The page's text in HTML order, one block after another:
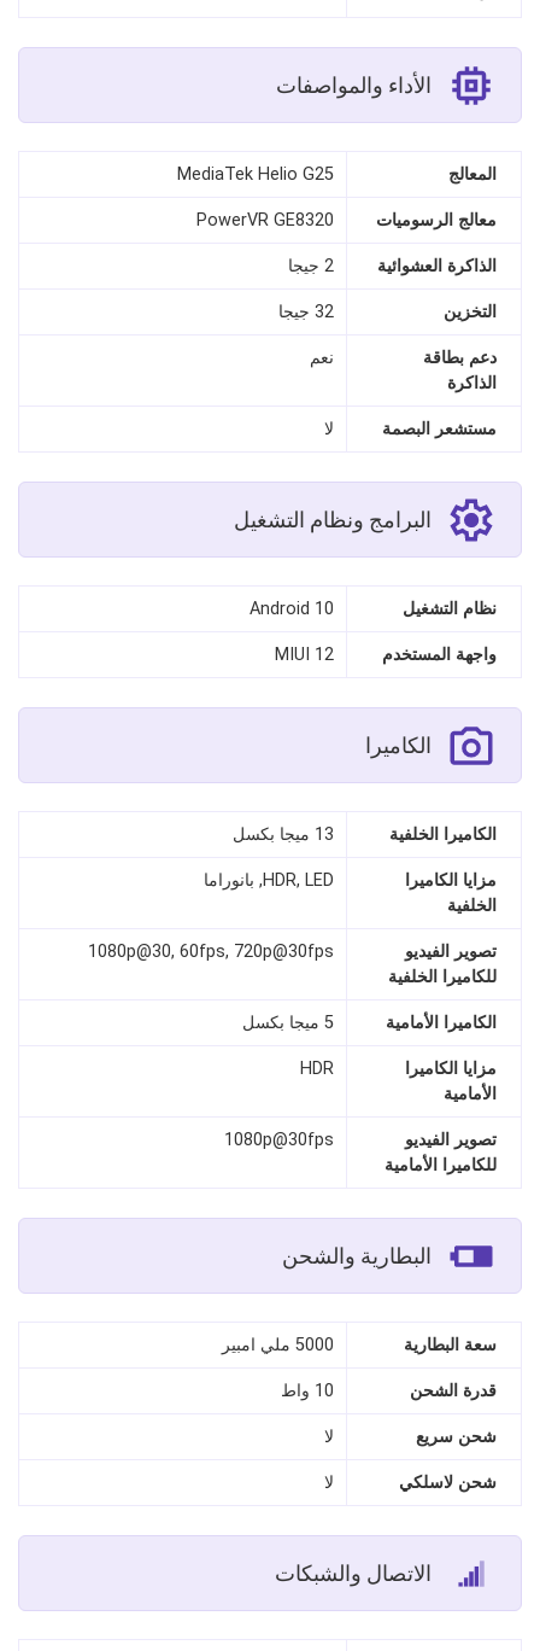
الأداء والمواصفات
المعالج MediaTek Helio G25
معالج الرسوميات PowerVR GE8320
الذاكرة العشوائية 2 جيجا
التخزين 32 جيجا
دعم بطاقة
الذاكرة
نعم
مستشعر البصمة لا
البرامج ونظام التشغيل
نظام التشغيل Android 10
واجهة المستخدم MIUI 12
الكاميرا
الكاميرا الخلفية 13 ميجا بكسل
مزايا الكاميرا
الخلفية
HDR, LED, بانوراما
تصوير الفيديو
للكاميرا الخلفية
1080p@30, 60fps, 720p@30fps
الكاميرا الأمامية 5 ميجا بكسل
مزايا الكاميرا
الأمامية
HDR
تصوير الفيديو
للكاميرا الأمامية
1080p@30fps
البطارية والشحن
سعة البطارية 5000 ملي امبير
قدرة الشحن 10 واط
شحن سريع لا
شحن لاسلكي لا
الاتصال والشبكات